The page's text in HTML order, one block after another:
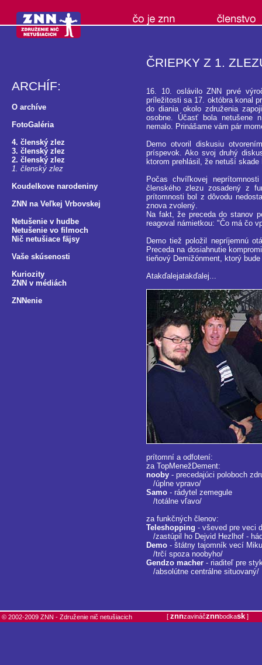
ČRIEPKY Z 1.
ARCHÍF:
O archíve
FotoGaléria
4. členský zlez
3. členský zlez
2. členský zlez
1. členský zlez
Koudelkove narodeniny
ZNN na Veľkej Vrbovskej
Netušenie v hudbe
Netušenie vo filmoch
Nič netušiace fäjsy
Vaše skúsenosti
Kuriozity
ZNN v médiách
ZNNenie
16. 10. oslávilo ZNN prvé
príležitosti sa 17. októbra konal
do diania okolo združenia
osobne. Účasť bola netušene
nemalo. Prinášame vám pár
Demo otvoril diskusiu
príspevok. Ako svoj druhý
ktorom prehlásil, že netuší skade
Počas chvíľkovej
členského zlezu zosadený z
prítomnosti bol z dôvodu
znova zvolený.
Na fakt, že preceda do stanov
reagoval námietkou: "Čo má čo
Demo tiež položil nepríjemnú
Preceda na dosiahnutie
tieňový Demižónment, ktorý
Atakďalejatakďalej...
prítomní a odfotení:
za TopMenežDement:
nooby - precedajúci poloboch
/úplne vpravo/
Samo - rádytel zemegule
/totálne vľavo/
za funkčných členov:
Teleshopping - vševed pre veci
/zastúpil ho Dejvid Hezlhof -
Demo - štátny tajomník vecí
/trčí spoza noobyho/
Gendzo macher - riaditeľ pre
/absolútne centrálne situovaný/
© 2002-2009 ZNN - Združenie nič netušiacich [ znnzavináčznnbodkask ]